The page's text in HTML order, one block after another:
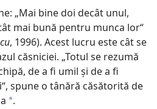
„Mai bine doi decât unul,
mai bună pentru munca lor“
, 1996). Acest lucru este cât se
căsniciei. „Totul se rezumă
de a fi umil şi de a fi
spune o tânără căsătorită de
*.